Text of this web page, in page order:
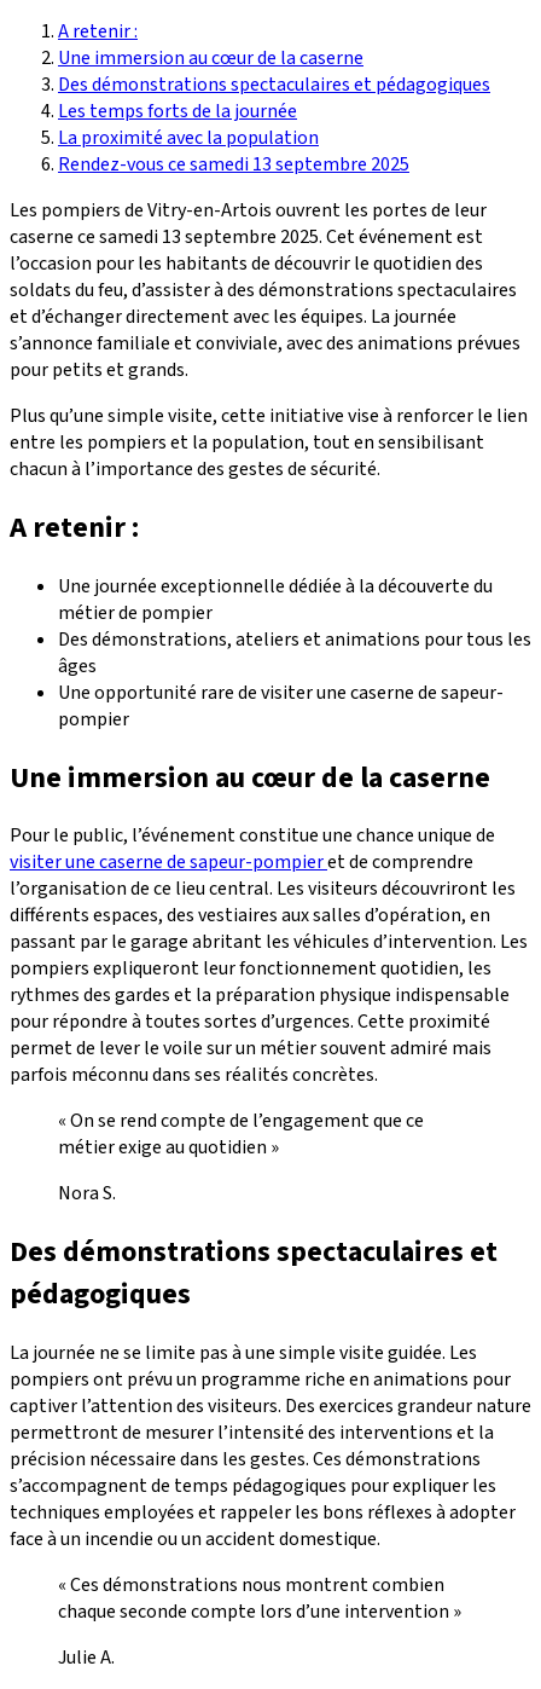
A retenir :
Une immersion au cœur de la caserne
Des démonstrations spectaculaires et pédagogiques
Les temps forts de la journée
La proximité avec la population
Rendez-vous ce samedi 13 septembre 2025
Les pompiers de Vitry-en-Artois ouvrent les portes de leur
caserne ce samedi 13 septembre 2025. Cet événement est
l’occasion pour les habitants de découvrir le quotidien des
soldats du feu, d’assister à des démonstrations spectaculaires
et d’échanger directement avec les équipes. La journée
s’annonce familiale et conviviale, avec des animations prévues
pour petits et grands.
Plus qu’une simple visite, cette initiative vise à renforcer le lien
entre les pompiers et la population, tout en sensibilisant
chacun à l’importance des gestes de sécurité.
A retenir :
Une journée exceptionnelle dédiée à la découverte du
métier de pompier
Des démonstrations, ateliers et animations pour tous les
âges
Une opportunité rare de visiter une caserne de sapeur-
pompier
Une immersion au cœur de la caserne
Pour le public, l’événement constitue une chance unique de
visiter une caserne de sapeur-pompieret de comprendre
l’organisation de ce lieu central. Les visiteurs découvriront les
différents espaces, des vestiaires aux salles d’opération, en
passant par le garage abritant les véhicules d’intervention. Les
pompiers expliqueront leur fonctionnement quotidien, les
rythmes des gardes et la préparation physique indispensable
pour répondre à toutes sortes d’urgences. Cette proximité
permet de lever le voile sur un métier souvent admiré mais
parfois méconnu dans ses réalités concrètes.
« On se rend compte de l’engagement que ce
métier exige au quotidien »
Nora S.
Des démonstrations spectaculaires et
pédagogiques
La journée ne se limite pas à une simple visite guidée. Les
pompiers ont prévu un programme riche en animations pour
captiver l’attention des visiteurs. Des exercices grandeur nature
permettront de mesurer l’intensité des interventions et la
précision nécessaire dans les gestes. Ces démonstrations
s’accompagnent de temps pédagogiques pour expliquer les
techniques employées et rappeler les bons réflexes à adopter
face à un incendie ou un accident domestique.
« Ces démonstrations nous montrent combien
chaque seconde compte lors d’une intervention »
Julie A.